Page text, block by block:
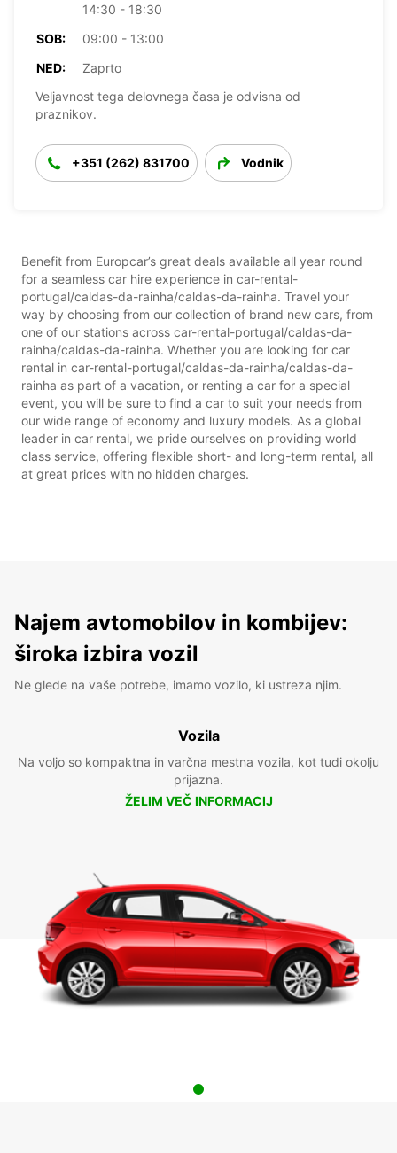
14:30 - 18:30
SOB:
09:00 - 13:00
NED:
Zaprto
Veljavnost tega delovnega časa je odvisna od
praznikov.
+351 (262) 831700 Vodnik
Benefit from Europcar’s great deals available all year round
for a seamless car hire experience in car-rental-
portugal/caldas-da-rainha/caldas-da-rainha. Travel your
way by choosing from our collection of brand new cars, from
one of our stations across car-rental-portugal/caldas-da-
rainha/caldas-da-rainha. Whether you are looking for car
rental in car-rental-portugal/caldas-da-rainha/caldas-da-
rainha as part of a vacation, or renting a car for a special
event, you will be sure to find a car to suit your needs from
our wide range of economy and luxury models. As a global
leader in car rental, we pride ourselves on providing world
class service, offering flexible short- and long-term rental, all
at great prices with no hidden charges.
Najem avtomobilov in kombijev:
široka izbira vozil
Ne glede na vaše potrebe, imamo vozilo, ki ustreza njim.
Vozila
Na voljo so kompaktna in varčna mestna vozila, kot tudi okolju
prijazna.
ŽELIM VEČ INFORMACIJ